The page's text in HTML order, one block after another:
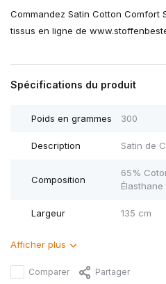
Commandez Satin Cotton Comfort
tissus en ligne de
Spécifications du produit
Poids en grammes 300
Description Satin de
Composition
65%
Élasthane
Largeur 135 cm
Afficher plus
Comparer Partager